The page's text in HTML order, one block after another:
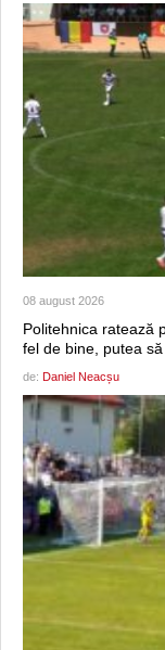
08 august 2026
Politehnica ratează
fel de bine, putea
de: Daniel Neacșu